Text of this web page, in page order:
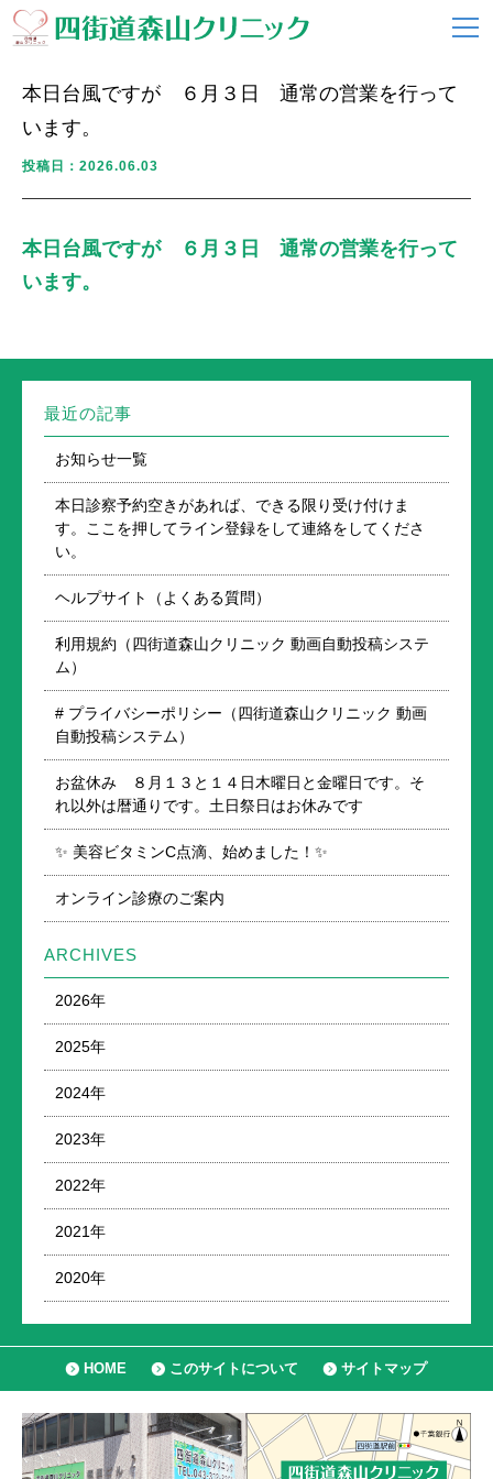
本日台風ですが ６月３日 通常の営業を行って
います。
投稿日：2026.06.03
本日台風ですが ６月３日 通常の営業を行って
います。
最近の記事
お知らせ一覧
本日診察予約空きがあれば、できる限り受け付けま
す。ここを押してライン登録をして連絡をしてくださ
い。
ヘルプサイト（よくある質問）
利用規約（四街道森山クリニック 動画自動投稿システ
ム）
# プライバシーポリシー（四街道森山クリニック 動画
自動投稿システム）
お盆休み ８月１３と１４日木曜日と金曜日です。そ
れ以外は暦通りです。土日祭日はお休みです
✨ 美容ビタミンC点滴、始めました！✨
オンライン診療のご案内
ARCHIVES
2026年
2025年
2024年
2023年
2022年
2021年
2020年
HOME このサイトについて サイトマップ